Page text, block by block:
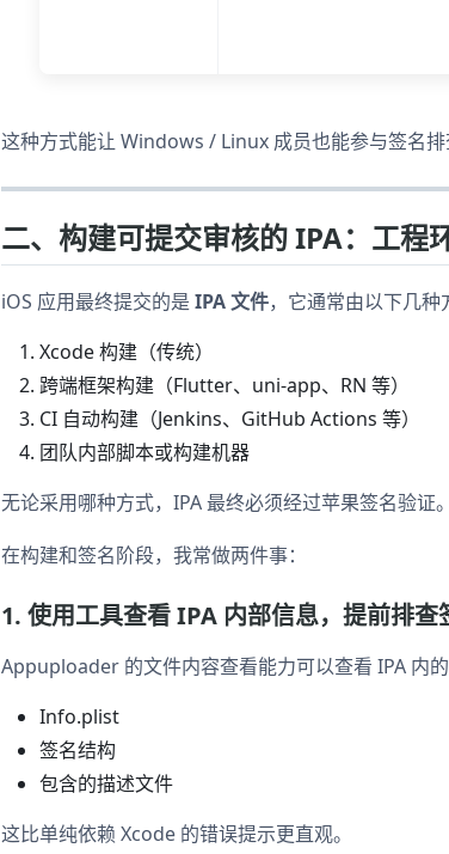
这种方式能让 Windows / Linux 成员也能参与签名排
二、构建可提交审核的 IPA：工程
iOS 应用最终提交的是 IPA 文件，它通常由以下几种
Xcode 构建（传统）
跨端框架构建（Flutter、uni-app、RN 等）
CI 自动构建（Jenkins、GitHub Actions 等）
团队内部脚本或构建机器
无论采用哪种方式，IPA 最终必须经过苹果签名验证。
在构建和签名阶段，我常做两件事：
1. 使用工具查看 IPA 内部信息，提前排查
Appuploader 的文件内容查看能力可以查看 IPA 内的
Info.plist
签名结构
包含的描述文件
这比单纯依赖 Xcode 的错误提示更直观。